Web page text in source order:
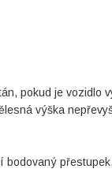
pokud je vozidlo
výška
bodovaný